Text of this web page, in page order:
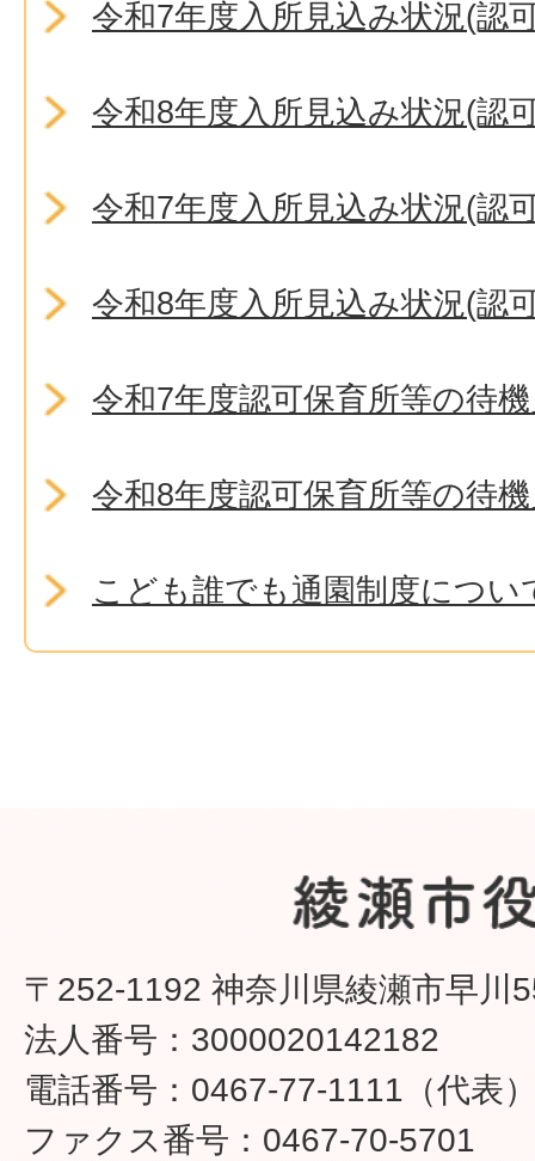
令和7年度入所見込み状況(認
令和8年度入所見込み状況(認
令和7年度入所見込み状況(認
令和8年度入所見込み状況(認
令和7年度認可保育所等の待
令和8年度認可保育所等の待
こども誰でも通園制度につい
〒252-1192 神奈川県綾瀬市早川
法人番号：3000020142182
電話番号：0467-77-1111（代表
ファクス番号：0467-70-5701